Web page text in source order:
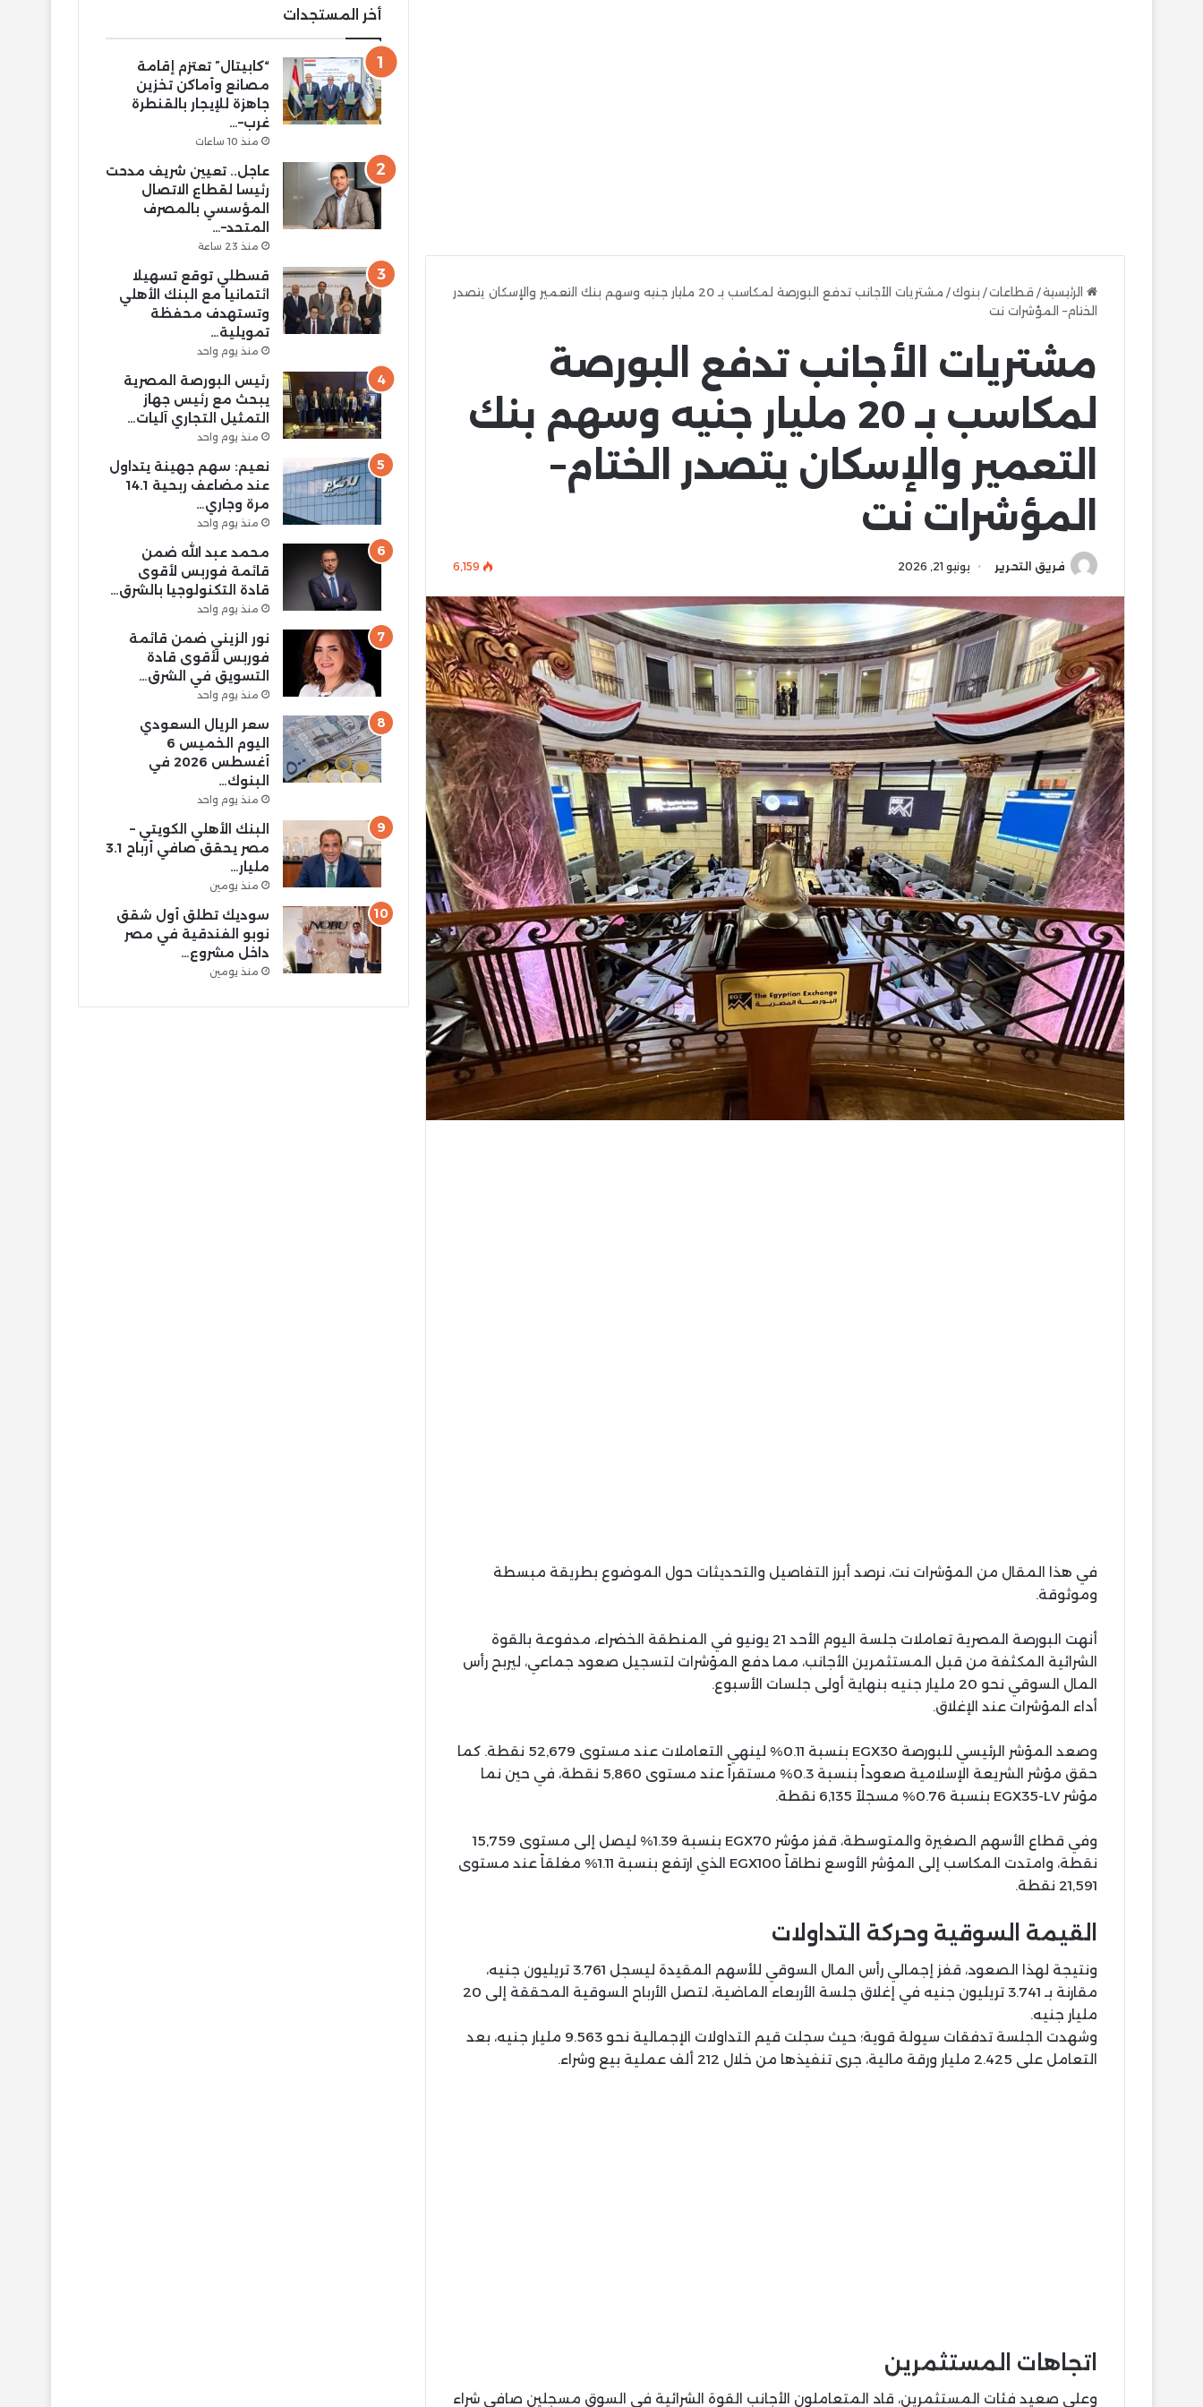
الرئيسية/ قطاعات/ بنوك/
مشتريات الأجانب تدفع البورصة لمكاسب بـ 20 مليار جنيه وسهم بنك التعمير والإسكان يتصدر
الختام– المؤشرات نت
مشتريات الأجانب تدفع البورصة
لمكاسب بـ 20 مليار جنيه وسهم بنك
التعمير والإسكان يتصدر الختام–
المؤشرات نت
فريق التحرير يونيو 21, 2026 6٬159
في هذا المقال من المؤشرات نت، نرصد أبرز التفاصيل والتحديثات حول الموضوع بطريقة مبسطة
وموثوقة.
أنهت البورصة المصرية تعاملات جلسة اليوم الأحد 21 يونيو في المنطقة الخضراء، مدفوعة بالقوة
الشرائية المكثفة من قبل المستثمرين الأجانب، مما دفع المؤشرات لتسجيل صعود جماعي، ليربح رأس
المال السوقي نحو 20 مليار جنيه بنهاية أولى جلسات الأسبوع.
أداء المؤشرات عند الإغلاق.
وصعد المؤشر الرئيسي للبورصة EGX30 بنسبة 0.11% لينهي التعاملات عند مستوى 52,679 نقطة. كما
حقق مؤشر الشريعة الإسلامية صعوداً بنسبة 0.3% مستقراً عند مستوى 5,860 نقطة، في حين نما
مؤشر EGX35-LV بنسبة 0.76% مسجلاً 6,135 نقطة.
وفي قطاع الأسهم الصغيرة والمتوسطة، قفز مؤشر EGX70 بنسبة 1.39% ليصل إلى مستوى 15,759
نقطة، وامتدت المكاسب إلى المؤشر الأوسع نطاقاً EGX100 الذي ارتفع بنسبة 1.11% مغلقاً عند مستوى
21,591 نقطة.
القيمة السوقية وحركة التداولات
ونتيجة لهذا الصعود، قفز إجمالي رأس المال السوقي للأسهم المقيدة ليسجل 3.761 تريليون جنيه،
مقارنة بـ 3.741 تريليون جنيه في إغلاق جلسة الأربعاء الماضية، لتصل الأرباح السوقية المحققة إلى 20
مليار جنيه.
وشهدت الجلسة تدفقات سيولة قوية؛ حيث سجلت قيم التداولات الإجمالية نحو 9.563 مليار جنيه، بعد
التعامل على 2.425 مليار ورقة مالية، جرى تنفيذها من خلال 212 ألف عملية بيع وشراء.
اتجاهات المستثمرين
وعلى صعيد فئات المستثمرين، قاد المتعاملون الأجانب القوة الشرائية في السوق مسجلين صافي شراء
أخر المستجدات
“كابيتال” تعتزم إقامة
مصانع وأماكن تخزين
جاهزة للإيجار بالقنطرة
غرب–…
منذ 10 ساعات
عاجل.. تعيين شريف مدحت
رئيسا لقطاع الاتصال
المؤسسي بالمصرف
المتحد–…
منذ 23 ساعة
قسطلي توقع تسهيلا
ائتمانيا مع البنك الأهلي
وتستهدف محفظة
تمويلية…
منذ يوم واحد
رئيس البورصة المصرية
يبحث مع رئيس جهاز
التمثيل التجاري آليات…
منذ يوم واحد
نعيم: سهم جهينة يتداول
عند مضاعف ربحية 14.1
مرة وجاري…
منذ يوم واحد
محمد عبد الله ضمن
قائمة فوربس لأقوى
قادة التكنولوجيا بالشرق…
منذ يوم واحد
نور الزيني ضمن قائمة
فوربس لأقوى قادة
التسويق في الشرق…
منذ يوم واحد
سعر الريال السعودي
اليوم الخميس 6
أغسطس 2026 في
البنوك…
منذ يوم واحد
البنك الأهلي الكويتي –
مصر يحقق صافي أرباح 3.1
مليار…
منذ يومين
سوديك تطلق أول شقق
نوبو الفندقية في مصر
داخل مشروع…
منذ يومين